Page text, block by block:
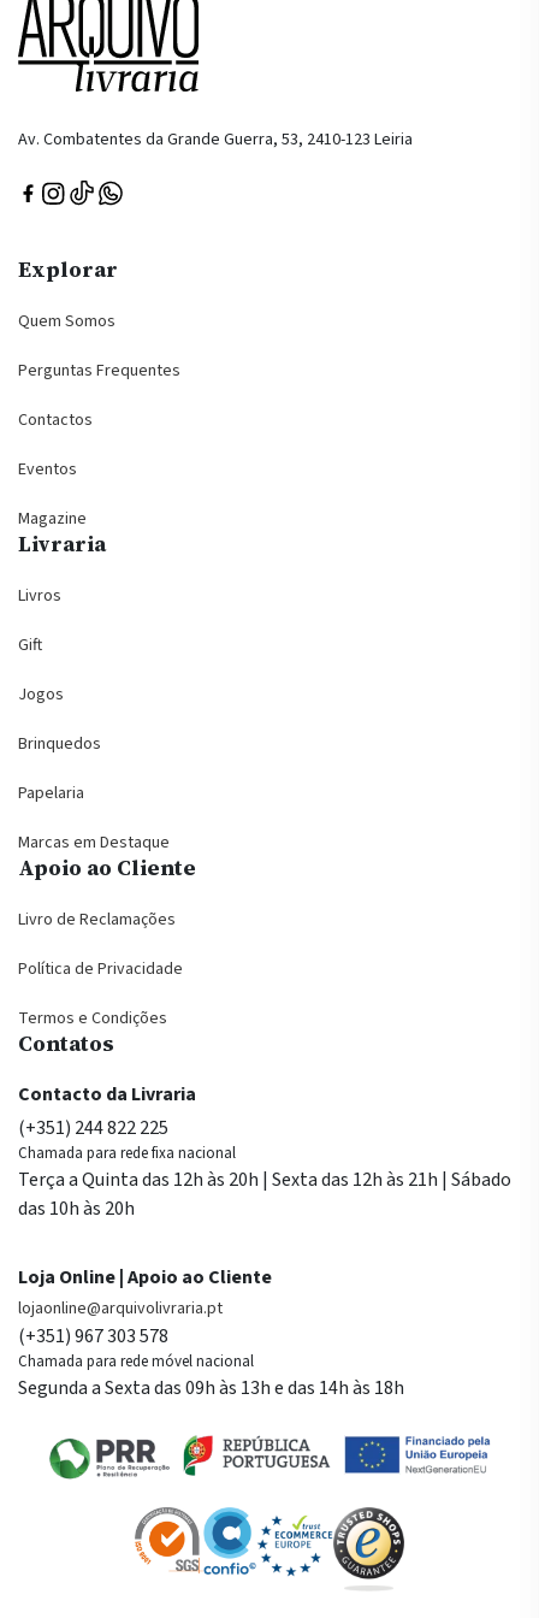
Av. Combatentes da Grande Guerra, 53, 2410-123 Leiria
Explorar
Quem Somos
Perguntas Frequentes
Contactos
Eventos
Magazine
Livraria
Livros
Gift
Jogos
Brinquedos
Papelaria
Marcas em Destaque
Apoio ao Cliente
Livro de Reclamações
Política de Privacidade
Termos e Condições
Contatos
Contacto da Livraria
(+351) 244 822 225
Chamada para rede fixa nacional
Terça a Quinta das 12h às 20h | Sexta das 12h às 21h | Sábado
das 10h às 20h
Loja Online | Apoio ao Cliente
lojaonline@arquivolivraria.pt
(+351) 967 303 578
Chamada para rede móvel nacional
Segunda a Sexta das 09h às 13h e das 14h às 18h